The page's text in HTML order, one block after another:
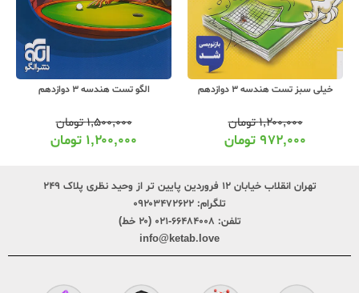
الگو تست هندسه 3 دوازدهم
۱,۵۰۰,۰۰۰تومان
۱,۲۰۰,۰۰۰ تومان
۹۹,۰۰۰تومان
۸۰,۰۰۰تومان
تهران انقلاب خیابان ۱۲ فروردین پایین تر از وحید نظری پلاک ۲۴۹
تلگرام: ۰۹۲۰۳۴۷۲۶۲۲
تلفن: ۶۶۴۸۴۰۰۸-۰۲۱ (۲۰ خط)
info@ketab.love